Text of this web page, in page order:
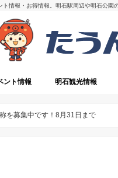
情報・お得情報。明石駅周辺や明石公園
ント情報 明石観光情報
を募集中です！8月31日まで